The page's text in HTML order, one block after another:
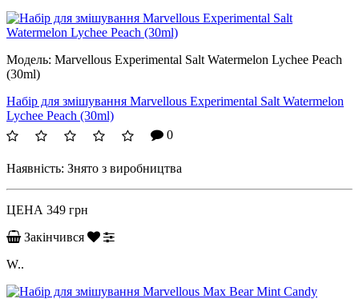
Модель: Marvellous Experimental Salt Watermelon Lychee Peach
(30ml)
Набір для змішування Marvellous Experimental Salt Watermelon
Lychee Peach (30ml)
0
Наявність: Знято з виробництва
ЦЕНА 349 грн
Закінчився
W..